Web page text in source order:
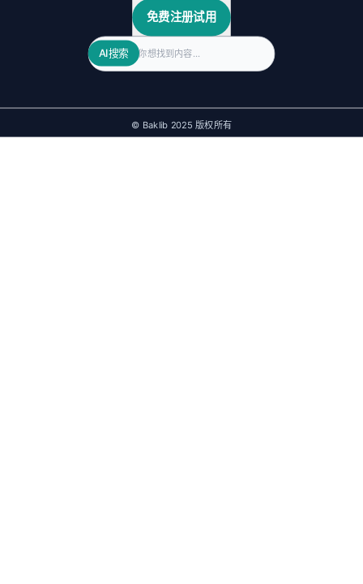
免费注册试用
Search
AI搜索
© Baklib 2025 版权所有